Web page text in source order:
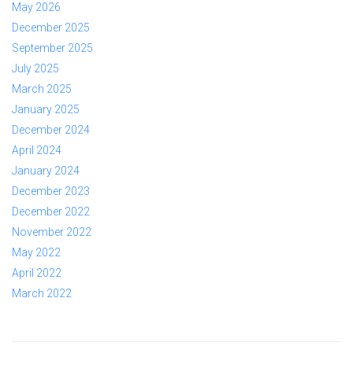
May 2026
December 2025
September 2025
July 2025
March 2025
January 2025
December 2024
April 2024
January 2024
December 2023
December 2022
November 2022
May 2022
April 2022
March 2022